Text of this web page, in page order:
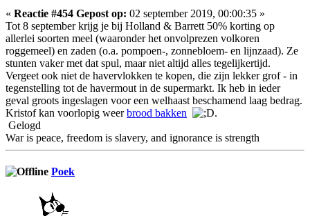
« Reactie #454 Gepost op: 02 september 2019, 00:00:35 »
Tot 8 september krijg je bij Holland & Barrett 50% korting op
allerlei soorten meel (waaronder het onvolprezen volkoren
roggemeel) en zaden (o.a. pompoen-, zonnebloem- en lijnzaad). Ze
stunten vaker met dat spul, maar niet altijd alles tegelijkertijd.
Vergeet ook niet de havervlokken te kopen, die zijn lekker grof - in
tegenstelling tot de havermout in de supermarkt. Ik heb in ieder
geval groots ingeslagen voor een welhaast beschamend laag bedrag.
Kristof kan voorlopig weerbrood bakken
.
Gelogd
War is peace, freedom is slavery, and ignorance is strength
Poek